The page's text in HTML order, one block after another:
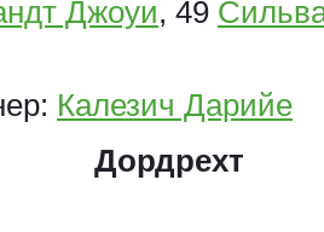
Джоуи, 49
Калезич Дарийе
Дордрехт